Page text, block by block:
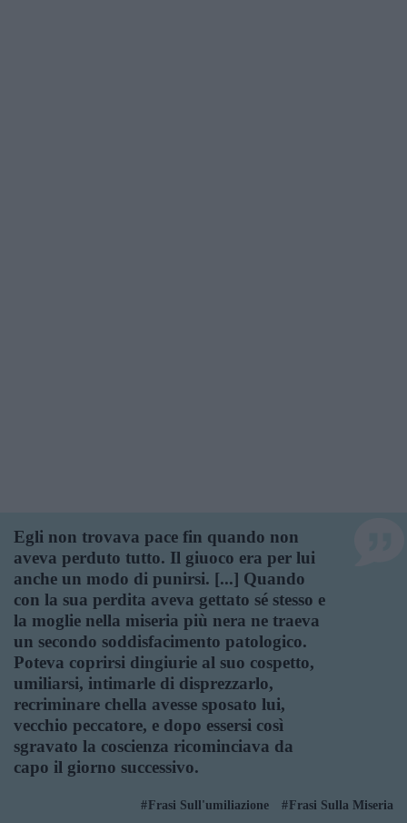
Egli non trovava pace fin quando non
aveva perduto tutto. Il giuoco era per lui
anche un modo di punirsi. [...] Quando
con la sua perdita aveva gettato sé stesso e
la moglie nella miseria più nera ne traeva
un secondo soddisfacimento patologico.
Poteva coprirsi dingiurie al suo cospetto,
umiliarsi, intimarle di disprezzarlo,
recriminare chella avesse sposato lui,
vecchio peccatore, e dopo essersi così
sgravato la coscienza ricominciava da
capo il giorno successivo.
Frasi Sull'umiliazione
Frasi Sulla Miseria